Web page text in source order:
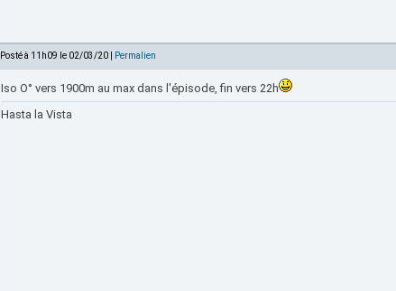
Posté à 11h09 le 02/03/20 | Permalien
Iso O° vers 1900m au max dans l'épisode, fin vers 22h
Hasta la Vista